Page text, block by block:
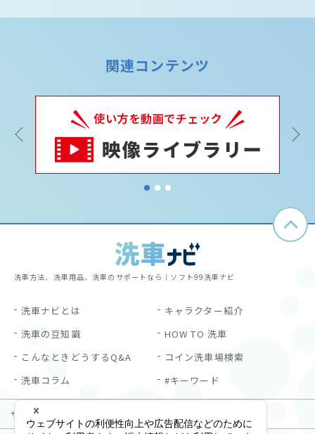
関連コンテンツ
Previous
1 2
洗車方法、洗車用品、洗車のサポートなら｜ソフト99洗車ナビ
洗車ナビとは
キャラクター紹介
洗車の豆知識
HOW TO 洗車
こんなときどうするQ&A
コイン洗車場検索
洗車コラム
#キーワード
サイトご利用にあたって